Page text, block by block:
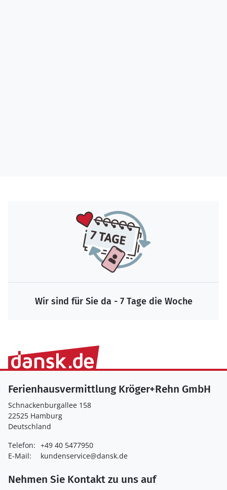
Wir sind für Sie da - 7 Tage die Woche
Ferienhausvermittlung Kröger+Rehn GmbH
Schnackenburgallee 158
22525 Hamburg
Deutschland
Telefon: +49 40 5477950
E-Mail:
kundenservice@dansk.de
Nehmen Sie Kontakt zu uns auf